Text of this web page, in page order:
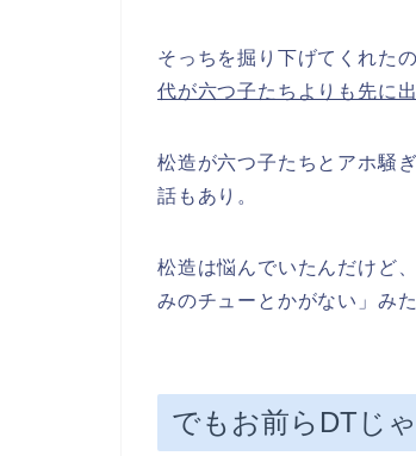
そっちを掘り下げてくれた
代が六つ子たちよりも先に
松造が六つ子たちとアホ騒
話もあり。
松造は悩んでいたんだけど
みのチューとかがない」み
でもお前らDTじ